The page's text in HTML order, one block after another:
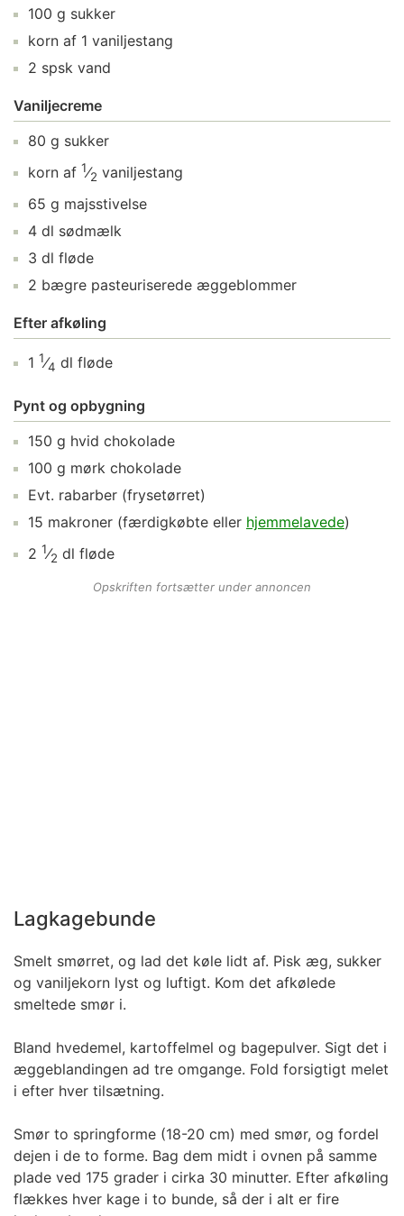
100 g sukker
korn af 1 vaniljestang
2 spsk vand
Vaniljecreme
80 g sukker
korn af 1⁄2 vaniljestang
65 g majsstivelse
4 dl sødmælk
3 dl fløde
2 bægre pasteuriserede æggeblommer
Efter afkøling
1 1⁄4 dl fløde
Pynt og opbygning
150 g hvid chokolade
100 g mørk chokolade
Evt. rabarber (frysetørret)
15 makroner (færdigkøbte eller hjemmelavede)
2 1⁄2 dl fløde
Opskriften fortsætter under annoncen
Lagkagebunde
Smelt smørret, og lad det køle lidt af. Pisk æg, sukker
og vaniljekorn lyst og luftigt. Kom det afkølede
smeltede smør i.
Bland hvedemel, kartoffelmel og bagepulver. Sigt det i
æggeblandingen ad tre omgange. Fold forsigtigt melet
i efter hver tilsætning.
Smør to springforme (18-20 cm) med smør, og fordel
dejen i de to forme. Bag dem midt i ovnen på samme
plade ved 175 grader i cirka 30 minutter. Efter afkøling
flækkes hver kage i to bunde, så der i alt er fire